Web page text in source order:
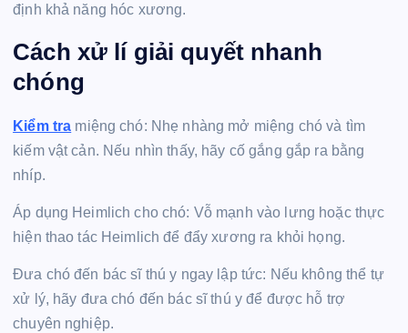
định khả năng hóc xương.
Cách xử lí giải quyết nhanh
chóng
Kiểm tra miệng chó: Nhẹ nhàng mở miệng chó và tìm
kiếm vật cản. Nếu nhìn thấy, hãy cố gắng gắp ra bằng
nhíp.
Áp dụng Heimlich cho chó: Vỗ mạnh vào lưng hoặc thực
hiện thao tác Heimlich để đẩy xương ra khỏi họng.
Đưa chó đến bác sĩ thú y ngay lập tức: Nếu không thể tự
xử lý, hãy đưa chó đến bác sĩ thú y để được hỗ trợ
chuyên nghiệp.